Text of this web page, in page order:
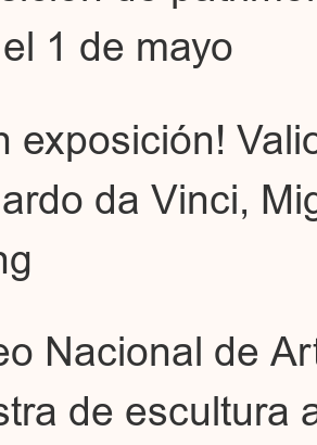
1 de mayo
exposición!
da Vinci,
Nacional de
de escultura